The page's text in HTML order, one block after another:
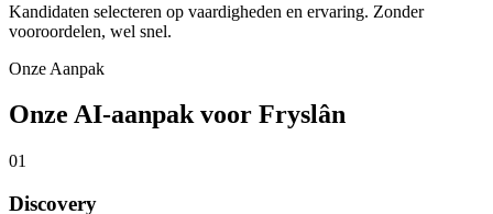
Kandidaten selecteren op vaardigheden en ervaring. Zonder
vooroordelen, wel snel.
Onze Aanpak
Onze AI-aanpak voor Fryslân
01
Discovery